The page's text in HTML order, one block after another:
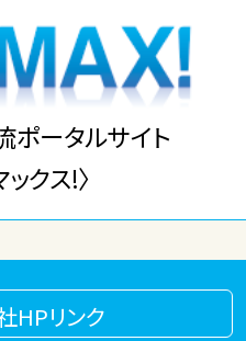
ポータルサイト
クス!〉
HPリンク